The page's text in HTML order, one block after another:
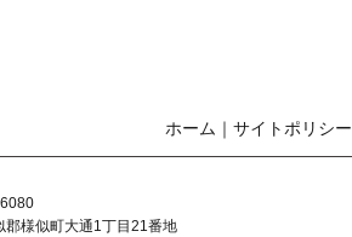
ホーム ｜ サイトポリシー
様似町大通1丁目21番地